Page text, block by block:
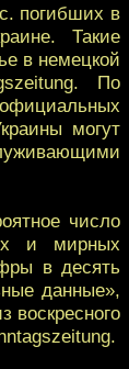
погибших в
Такие
в немецкой
По
могут
число
и мирных
в десять
данные»,